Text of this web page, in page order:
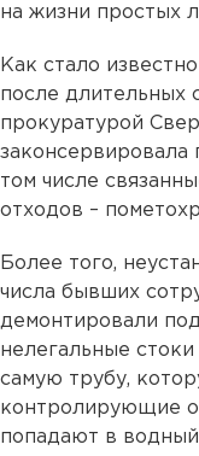
на жизни простых
Как стало
после длительных
прокуратурой
том числе
отходов –
Более того,
числа бывших
демонтировали
нелегальные
самую трубу,
контролирующие
попадают в водный